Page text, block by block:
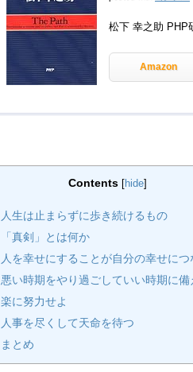
松下 幸之助 PHP
Amazon
Contents [hide]
人生は止まらずに歩き続けるもの
「真剣」とは何か
人を幸せにすることが自分の幸せにつ
悪い時期をやり過ごしていい時期に備
楽に努力せよ
人事を尽くして天命を待つ
まとめ